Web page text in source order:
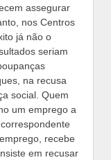
assegurar
nos Centros
já não o
seriam
na recusa
social. Quem
um emprego a
recebe
em recusar